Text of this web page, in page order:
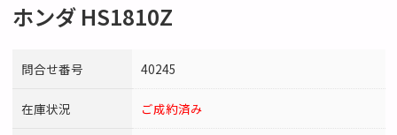
ホンダ HS1810Z
問合せ番号 40245
在庫状況 ご成約済み